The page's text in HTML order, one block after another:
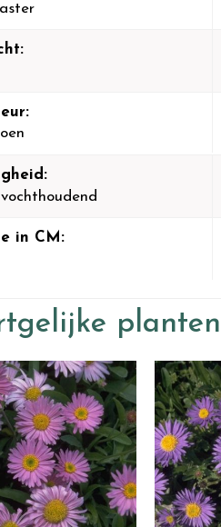
in CM:
planten